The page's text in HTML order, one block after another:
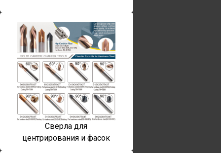
Сверла для
центрирования и фасок